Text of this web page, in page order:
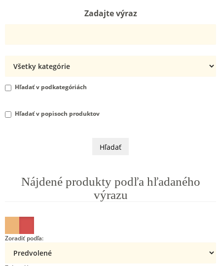
Zadajte výraz
Hľadať v podkategóriách
Hľadať v popisoch produktov
Nájdené produkty podľa hľadaného
výrazu
Zoradiť podľa: